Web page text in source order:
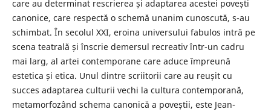
care au determinat rescrierea și adaptarea acestei povești
canonice, care respectă o schemă unanim cunoscută, s-au
schimbat. În secolul XXI, eroina universului fabulos intră pe
scena teatrală și înscrie demersul recreativ într-un cadru
mai larg, al artei contemporane care aduce împreună
estetica și etica. Unul dintre scriitorii care au reușit cu
succes adaptarea culturii vechi la cultura contemporană,
metamorfozând schema canonică a poveștii, este Jean-